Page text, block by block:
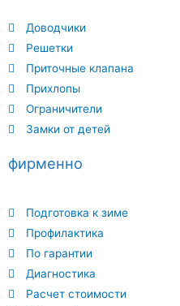
фирменно
Подготовка к зиме
Профилактика
По гарантии
Диагностика
Расчет стоимости
Доводчики
Решетки
Приточные клапана
Прихлопы
Ограничители
Замки от детей